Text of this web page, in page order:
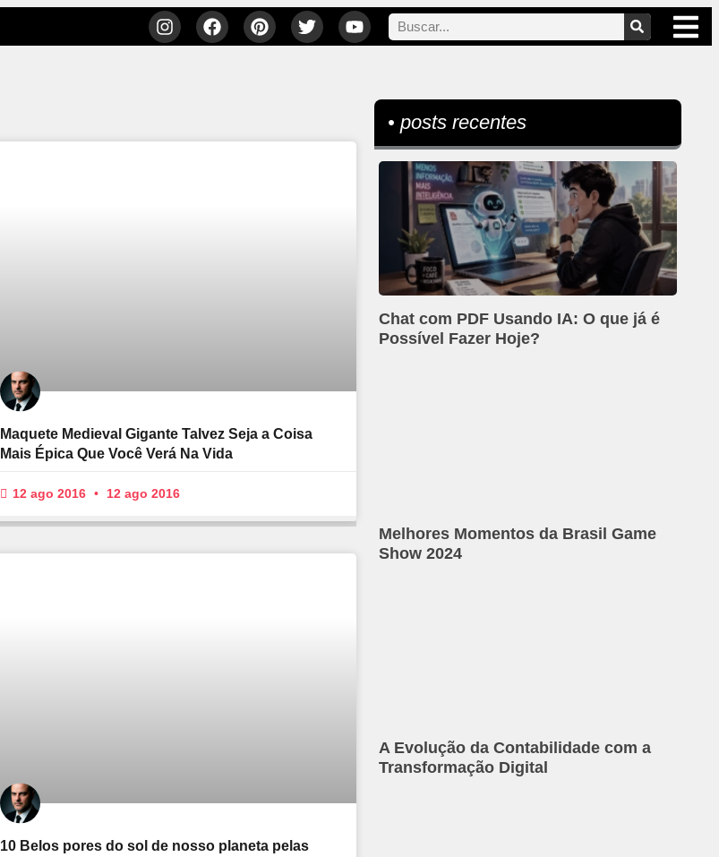
Maquete Medieval Gigante Talvez Seja a Coisa
Mais Épica Que Você Verá Na Vida
12 ago 2016 12 ago 2016
10 Belos pores do sol de nosso planeta pelas
• posts recentes
Chat com PDF Usando IA: O que já é
Possível Fazer Hoje?
Melhores Momentos da Brasil Game
Show 2024
A Evolução da Contabilidade com a
Transformação Digital